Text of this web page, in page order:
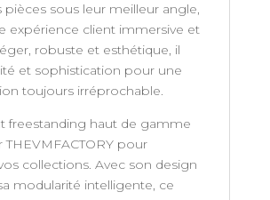
pièces sous leur meilleur angle,
expérience client immersive et
robuste et esthétique, il
et sophistication pour une
toujours irréprochable.
freestanding haut de gamme
THEVMFACTORY pour
collections. Avec son design
modularité intelligente, ce